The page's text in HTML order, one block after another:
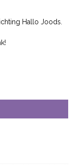
Hallo Joods.